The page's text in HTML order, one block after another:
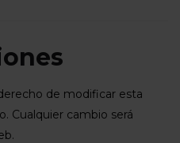
de modificar esta
Cualquier cambio será